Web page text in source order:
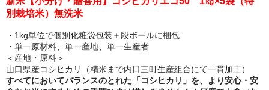
別栽培米）無洗米
・1kg単位で個別化粧袋包装＋段ボールに梱包
・単一原材料、単一産地、単一生産者
＜産地・原料＞
山口県産コシヒカリ（精米まで内日三町生産組合にて一貫加工）
すべてにおいてバランスのとれた「コシヒカリ」を、より安心・安